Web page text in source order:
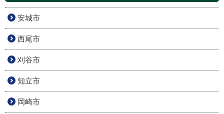
安城市
西尾市
刈谷市
知立市
岡崎市